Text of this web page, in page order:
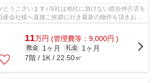
とうございます♪当社は他社に負けない総合仲介店を
産会社様へ直接ご挨拶に行き最新の物件を頂きお客
新の情報は...
11万円 (管理費等：9,000円 )
敷金 1ヶ月 礼金
1ヶ月
7階 / 1K / 22.50㎡